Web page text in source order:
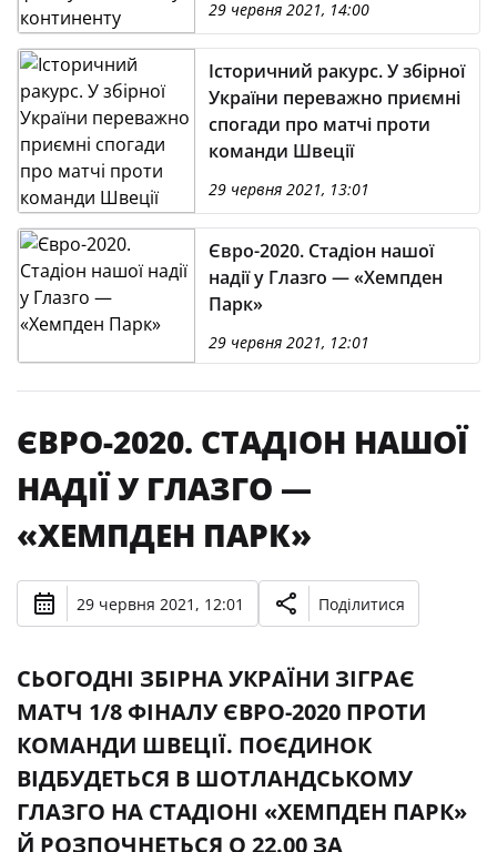
29 червня 2021, 14:00
Історичний ракурс. У збірної
України переважно приємні
спогади про матчі проти
команди Швеції
29 червня 2021, 13:01
Євро-2020. Стадіон нашої
надії у Глазго — «Хемпден
Парк»
29 червня 2021, 12:01
ЄВРО-2020. СТАДІОН НАШОЇ
НАДІЇ У ГЛАЗГО —
«ХЕМПДЕН ПАРК»
29 червня 2021, 12:01 Поділитися
СЬОГОДНІ ЗБІРНА УКРАЇНИ ЗІГРАЄ
МАТЧ 1/8 ФІНАЛУ ЄВРО-2020 ПРОТИ
КОМАНДИ ШВЕЦІЇ. ПОЄДИНОК
ВІДБУДЕТЬСЯ В ШОТЛАНДСЬКОМУ
ГЛАЗГО НА СТАДІОНІ «ХЕМПДЕН ПАРК»
Й РОЗПОЧНЕТЬСЯ О 22.00 ЗА